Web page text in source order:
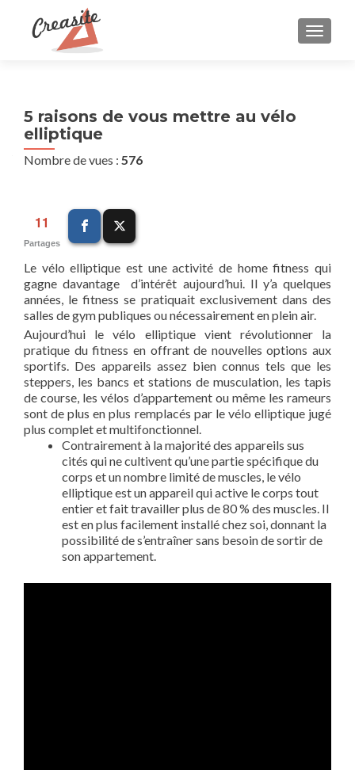
5 raisons de vous mettre au vélo
elliptique
Nombre de vues : 576
11
Partages
Le vélo elliptique est une activité de home fitness qui
gagne davantage d’intérêt aujourd’hui. Il y’a quelques
années, le fitness se pratiquait exclusivement dans des
salles de gym publiques ou nécessairement en plein air.
Aujourd’hui le vélo elliptique vient révolutionner la
pratique du fitness en offrant de nouvelles options aux
sportifs. Des appareils assez bien connus tels que les
steppers, les bancs et stations de musculation, les tapis
de course, les vélos d’appartement ou même les rameurs
sont de plus en plus remplacés par le vélo elliptique jugé
plus complet et multifonctionnel.
Contrairement à la majorité des appareils sus
cités qui ne cultivent qu’une partie spécifique du
corps et un nombre limité de muscles, le vélo
elliptique est un appareil qui active le corps tout
entier et fait travailler plus de 80 % des muscles. Il
est en plus facilement installé chez soi, donnant la
possibilité de s’entraîner sans besoin de sortir de
son appartement.